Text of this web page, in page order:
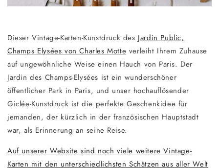
Dieser Vintage-Karten-Kunstdruck des Jardin Public,
Champs Elysées von Charles Motte verleiht Ihrem Zuhause
auf ungewöhnliche Weise einen Hauch von Paris. Der
Jardin des Champs-Elysées ist ein wunderschöner
öffentlicher Park in Paris, und unser hochauflösender
Giclée-Kunstdruck ist die perfekte Geschenkidee für
jemanden, der kürzlich in der französischen Hauptstadt
war, als Erinnerung an seine Reise.
Auf unserer Website sind noch viele weitere Vintage-
Karten mit den unterschiedlichsten Schätzen aus aller Welt